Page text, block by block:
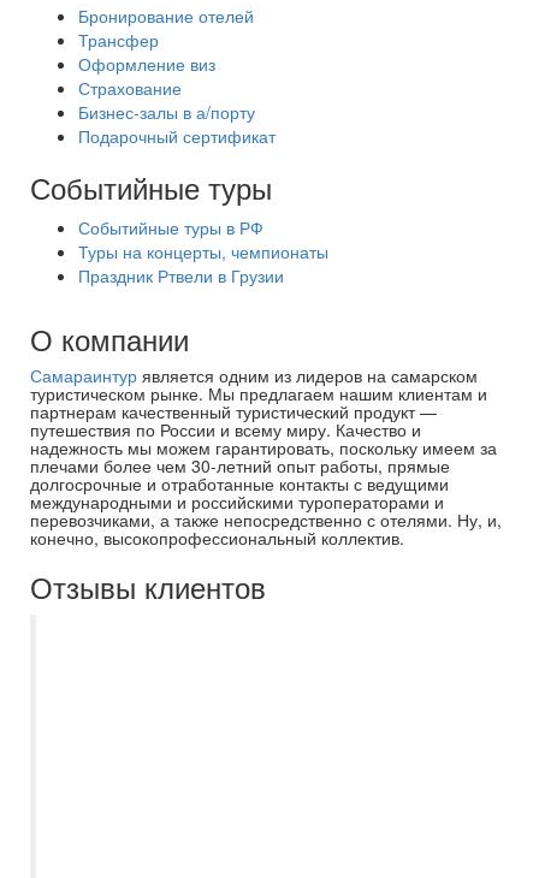
Бронирование отелей
Трансфер
Оформление виз
Страхование
Бизнес-залы в а/порту
Подарочный сертификат
Событийные туры
Событийные туры в РФ
Туры на концерты, чемпионаты
Праздник Ртвели в Грузии
О компании
Самараинтур является одним из лидеров на самарском
туристическом рынке. Мы предлагаем нашим клиентам и
партнерам качественный туристический продукт —
путешествия по России и всему миру. Качество и
надежность мы можем гарантировать, поскольку имеем за
плечами более чем 30-летний опыт работы, прямые
долгосрочные и отработанные контакты с ведущими
международными и российскими туроператорами и
перевозчиками, а также непосредственно с отелями. Ну, и,
конечно, высокопрофессиональный коллектив.
Отзывы клиентов